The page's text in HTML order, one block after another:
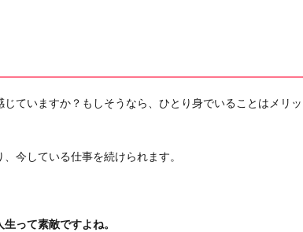
ていますか？もしそうなら、ひとり身でいることはメリッ
今している仕事を続けられます。
って素敵ですよね。